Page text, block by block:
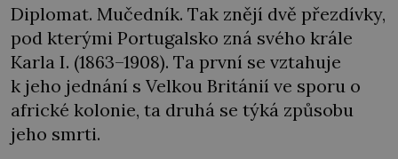
Diplomat. Mučedník. Tak znějí dvě přezdívky,
pod kterými Portugalsko zná svého krále
Karla I. (1863–1908). Ta první se vztahuje
k jeho jednání s Velkou Británií ve sporu o
africké kolonie, ta druhá se týká způsobu
jeho smrti.